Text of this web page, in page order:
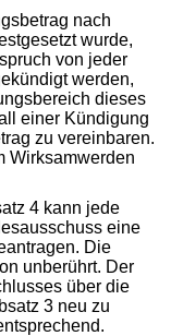
nach
wurde,
von jeder
werden,
dieses
einer Kündigung
zu vereinbaren.
Wirksamwerden
4 kann jede
eine
Die
unberührt. Der
über die
3 neu zu